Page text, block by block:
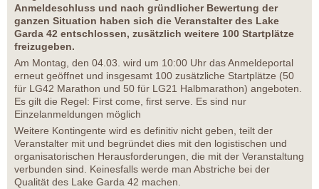
Anmeldeschluss und nach gründlicher Bewertung der
ganzen Situation haben sich die Veranstalter des Lake
Garda 42 entschlossen, zusätzlich weitere 100 Startplätze
freizugeben.
Am Montag, den 04.03. wird um 10:00 Uhr das Anmeldeportal
erneut geöffnet und insgesamt 100 zusätzliche Startplätze (50
für LG42 Marathon und 50 für LG21 Halbmarathon) angeboten.
Es gilt die Regel: First come, first serve. Es sind nur
Einzelanmeldungen möglich
Weitere Kontingente wird es definitiv nicht geben, teilt der
Veranstalter mit und begründet dies mit den logistischen und
organisatorischen Herausforderungen, die mit der Veranstaltung
verbunden sind. Keinesfalls werde man Abstriche bei der
Qualität des Lake Garda 42 machen.